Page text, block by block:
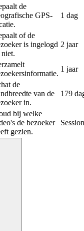
de
GPS-
1 dag
of de
is ingelogd 2 jaar
1 jaar
de
van de
in.
179
bij welke
de bezoeker
gezien.
Session